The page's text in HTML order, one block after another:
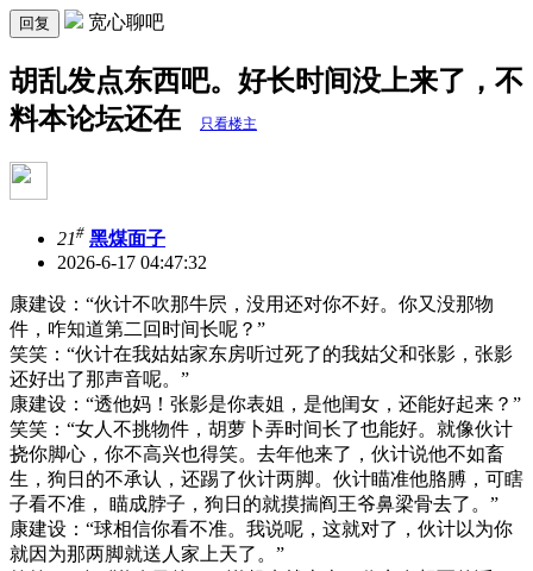
回复 宽心聊吧
胡乱发点东西吧。好长时间没上来了，不
料本论坛还在
只看楼主
21# 黑煤面子
2026-6-17 04:47:32
康建设：“伙计不吹那牛屄，没用还对你不好。你又没那物
件，咋知道第二回时间长呢？”
笑笑：“伙计在我姑姑家东房听过死了的我姑父和张影，张影
还好出了那声音呢。”
康建设：“透他妈！张影是你表姐，是他闺女，还能好起来？”
笑笑：“女人不挑物件，胡萝卜弄时间长了也能好。就像伙计
挠你脚心，你不高兴也得笑。去年他来了，伙计说他不如畜
生，狗日的不承认，还踢了伙计两脚。伙计瞄准他胳膊，可瞎
子看不准， 瞄成脖子，狗日的就摸揣阎王爷鼻梁骨去了。”
康建设：“球相信你看不准。我说呢，这就对了，伙计以为你
就因为那两脚就送人家上天了。”